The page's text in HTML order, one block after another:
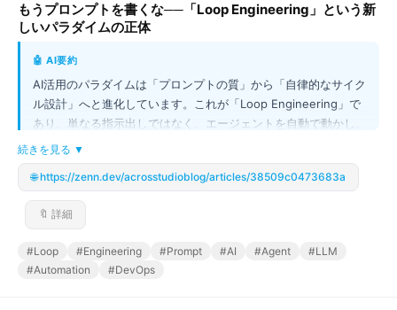
もうプロンプトを書くな──「Loop Engineering」という新
しいパラダイムの正体
🤖 AI要約
AI活用のパラダイムは「プロンプトの質」から「自律的なサイク
ル設計」へと進化しています。これが「Loop Engineering」で
あり、単なる指示出しではなく、エージェントを自動で動かし、
次のステップを自律的に判断・実行するシステムを構築する技術
です。Loop Engineeringは、複数のエージェントを協調させた
り、定期的なイベントでタスクを自動で拾い上げたりする「ルー
プ」を設計することが核心であり、単一のプロンプトでは到達で
きないレベルの自動化を実現します。今後は、個々のプロンプト
キルになります。
続きを見る ▼
🌐 https://zenn.dev/acrosstudioblog/articles/38509c0473683a
🔖 詳細
#Loop #Engineering #Prompt #AI #Agent
#LLM
#Automation
#DevOps